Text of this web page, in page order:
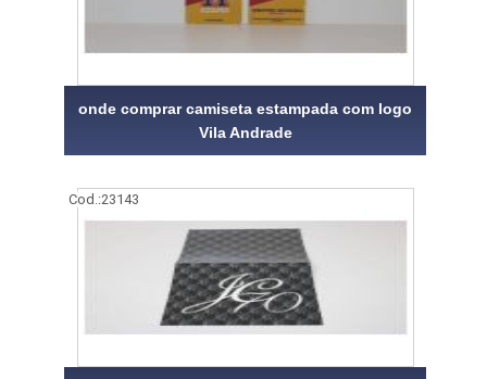
onde comprar camiseta estampada com logo
Vila Andrade
Cod.:23143